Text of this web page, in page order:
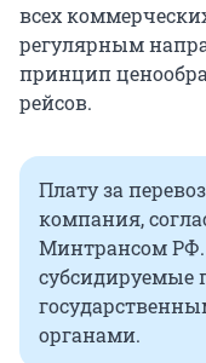
всех
регулярным
принцип
рейсов.
Плату за
компания,
Минтрансом РФ.
субсидируемые
органами.